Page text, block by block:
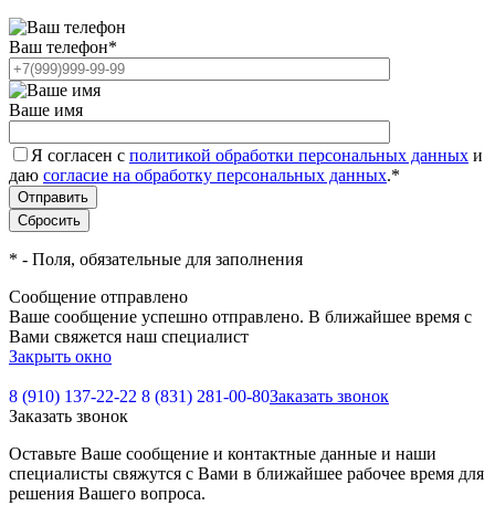
Ваш телефон*
Ваше имя
Я согласен с политикой обработки персональных данных и
даю согласие на обработку персональных данных.*
* - Поля, обязательные для заполнения
Сообщение отправлено
Ваше сообщение успешно отправлено. В ближайшее время с
Вами свяжется наш специалист
Закрыть окно
8 (910) 137-22-22 8 (831) 281-00-80Заказать звонок
Заказать звонок
Оставьте Ваше сообщение и контактные данные и наши
специалисты свяжутся с Вами в ближайшее рабочее время для
решения Вашего вопроса.